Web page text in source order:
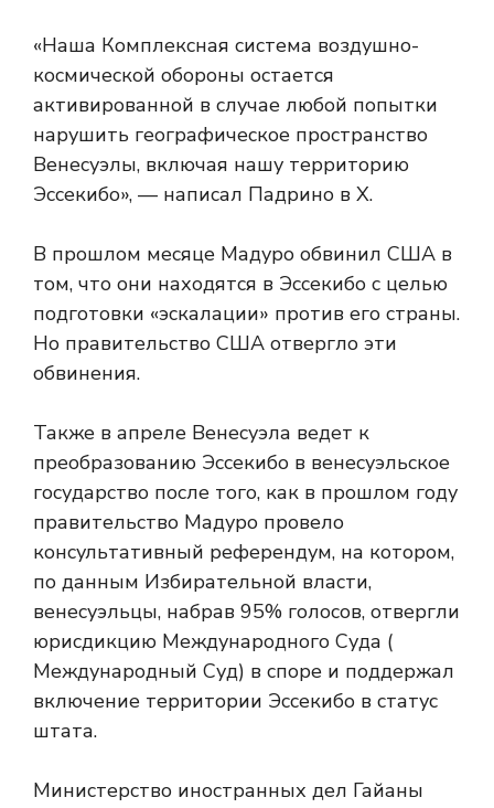
«Наша Комплексная система воздушно-
космической обороны остается
активированной в случае любой попытки
нарушить географическое пространство
Венесуэлы, включая нашу территорию
Эссекибо», — написал Падрино в X.
В прошлом месяце Мадуро обвинил США в
том, что они находятся в Эссекибо с целью
подготовки «эскалации» против его страны.
Но правительство США отвергло эти
обвинения.
Также в апреле Венесуэла ведет к
преобразованию Эссекибо в венесуэльское
государство после того, как в прошлом году
правительство Мадуро провело
консультативный референдум, на котором,
по данным Избирательной власти,
венесуэльцы, набрав 95% голосов, отвергли
юрисдикцию Международного Суда (
Международный Суд) в споре и поддержал
включение территории Эссекибо в статус
штата.
Министерство иностранных дел Гайаны